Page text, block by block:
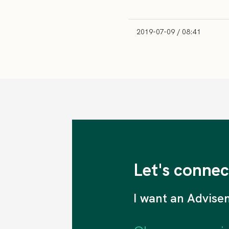
2019-07-09 / 08:41
Let's
I want an